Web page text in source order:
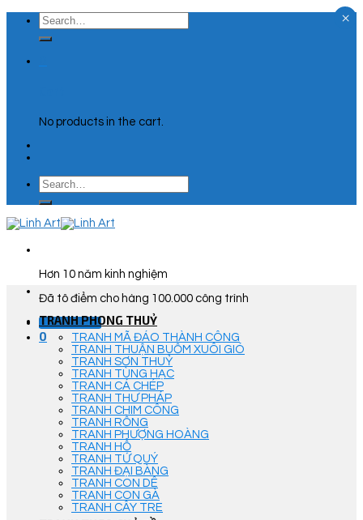
Skip
content
Search
for:
No products in the cart.
Search
for:
Hơn 10 năm kinh nghiệm
Đã tô điểm cho hàng 100.000 công trình
Góc Tư Vấn
0
TRANH PHONG THUỶ
TRANH MÃ ĐÁO THÀNH CÔNG
TRANH THUẬN BUỒM XUÔI GIÓ
TRANH SƠN THUỶ
TRANH TÙNG HẠC
TRANH CÁ CHÉP
TRANH THƯ PHÁP
TRANH CHIM CÔNG
TRANH RỒNG
TRANH PHƯỢNG HOÀNG
TRANH HỔ
TRANH TỨ QUÝ
TRANH ĐẠI BÀNG
TRANH CON DÊ
TRANH CON GÀ
TRANH CÂY TRE
×